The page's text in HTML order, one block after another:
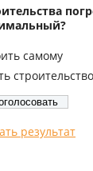
самому
результат